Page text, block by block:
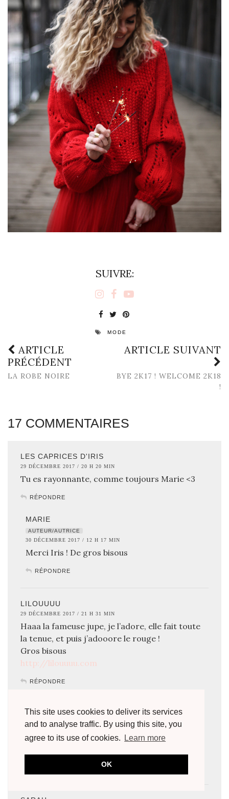
This site uses cookies to deliver its services
and to analyse traffic. By using this site, you
agree to its use of cookies.
Learn more
OK
SUIVRE:
MODE
ARTICLE
PRÉCÉDENT
LA ROBE NOIRE
ARTICLE SUIVANT
BYE 2K17 ! WELCOME 2K18
!
17 COMMENTAIRES
LES CAPRICES D'IRIS
29 DÉCEMBRE 2017 / 20 H 20 MIN
Tu es rayonnante, comme toujours Marie <3
RÉPONDRE
MARIE
AUTEUR/AUTRICE
30 DÉCEMBRE 2017 / 12 H 17 MIN
Merci Iris ! De gros bisous
RÉPONDRE
LILOUUUU
29 DÉCEMBRE 2017 / 21 H 31 MIN
Haaa la fameuse jupe, je l’adore, elle fait toute
la tenue, et puis j’adooore le rouge !
Gros bisous
http://lilouuuu.com
RÉPONDRE
AUTEUR/AUTRICE
30 DÉCEMBRE 2017 / 12 H 17 MIN
Oui la fameuse jupe tutu ! Elle est trop folle !